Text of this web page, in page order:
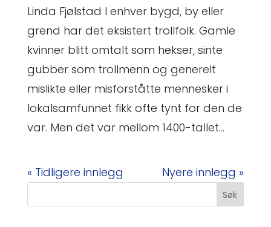
Linda Fjølstad I enhver bygd, by eller
grend har det eksistert trollfolk. Gamle
kvinner blitt omtalt som hekser, sinte
gubber som trollmenn og generelt
mislikte eller misforståtte mennesker i
lokalsamfunnet fikk ofte tynt for den de
var. Men det var mellom 1400-tallet...
« Tidligere innlegg Nyere innlegg »
Søk